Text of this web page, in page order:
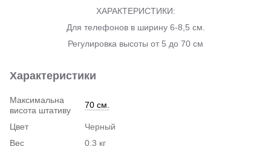
ХАРАКТЕРИСТИКИ:
Для телефонов в ширину 6-8,5 см.
Регулировка высоты от 5 до 70 см
Характеристики
Максимальна
висота штативу
70 см.
Цвет
Черный
Вес
0.3 кг